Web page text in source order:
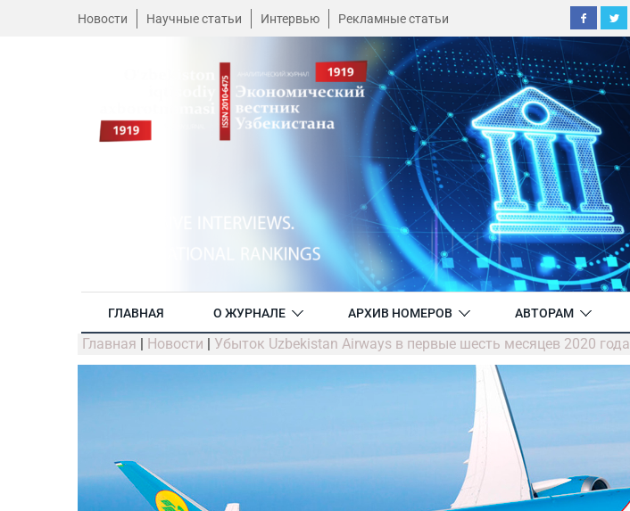
Новости Научные статьи Интервью Рекламные статьи
ГЛАВНАЯ О ЖУРНАЛЕ АРХИВ НОМЕРОВ АВТОРАМ
Главная | Новости | Убыток Uzbekistan Airways в первые шесть месяцев 2020 года